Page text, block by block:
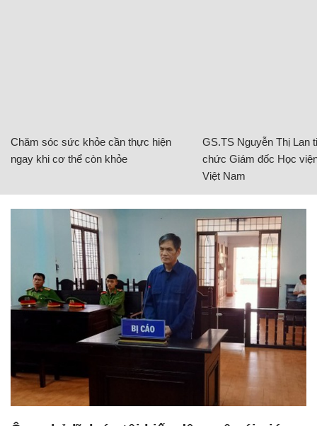
Chăm sóc sức khỏe cần thực hiện
ngay khi cơ thể còn khỏe
GS.TS Nguyễn Thị Lan
chức Giám đốc Học
Việt Nam